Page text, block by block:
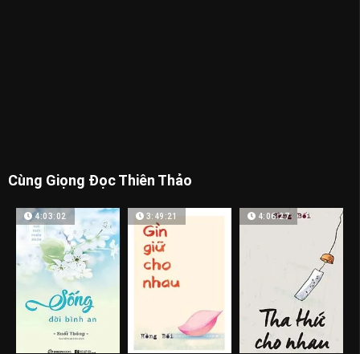
Cùng Giọng Đọc Thiên Thảo
4:03:02 3:49:21 4:06:27